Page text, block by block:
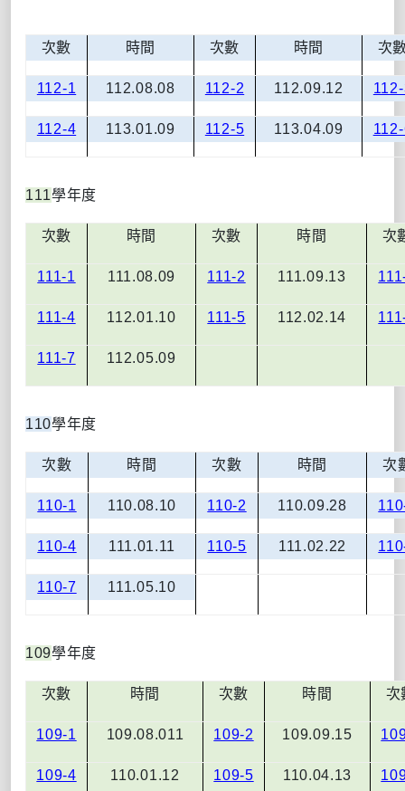
次數 時間 次數 時間 次
112-1 112.08.08 112-2 112.09.12
112-4 113.01.09 112-5 113.04.09
111學年度
次數 時間 次數 時間 次
111-1 111.08.09 111-2 111.09.13
111-4 112.01.10 111-5 112.02.14
111-7 112.05.09
110學年度
次數 時間 次數 時間 次
110-1 110.08.10 110-2 110.09.28
110-4 111.01.11 110-5 111.02.22
110-7 111.05.10
109學年度
次數 時間 次數 時間 次
109-1 109.08.011 109-2 109.09.15
109-4 110.01.12 109-5 110.04.13